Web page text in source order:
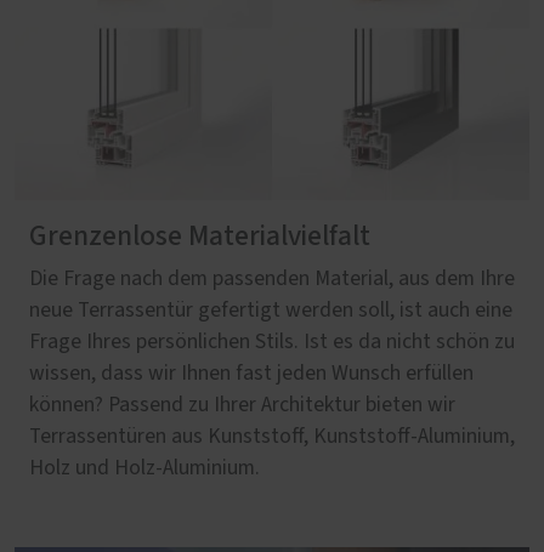
Grenzenlose Materialvielfalt
Die Frage nach dem passenden Material, aus dem Ihre
neue Terrassentür gefertigt werden soll, ist auch eine
Frage Ihres persönlichen Stils. Ist es da nicht schön zu
wissen, dass wir Ihnen fast jeden Wunsch erfüllen
können? Passend zu Ihrer Architektur bieten wir
Terrassentüren aus Kunststoff, Kunststoff-Aluminium,
Holz und Holz-Aluminium.